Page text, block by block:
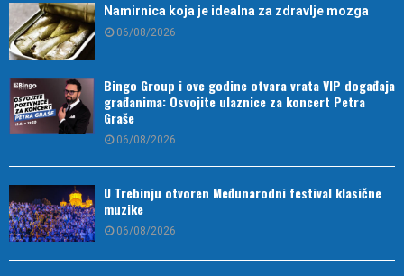
Namirnica koja je idealna za zdravlje mozga
06/08/2026
Bingo Group i ove godine otvara vrata VIP događaja
građanima: Osvojite ulaznice za koncert Petra
Graše
06/08/2026
U Trebinju otvoren Međunarodni festival klasične
muzike
06/08/2026